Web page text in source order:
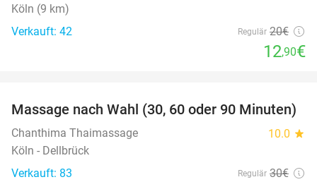
Köln (9 km)
Verkauft: 42
Regulär 20€
12,90€
34%
Massage nach Wahl (30, 60 oder 90 Minuten)
Chanthima Thaimassage 10.0 star
Köln - Dellbrück
Verkauft: 83
Regulär 30€